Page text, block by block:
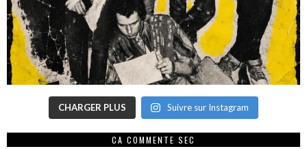
CHARGER PLUS Suivre sur Instagram
CA COMMENTE SEC